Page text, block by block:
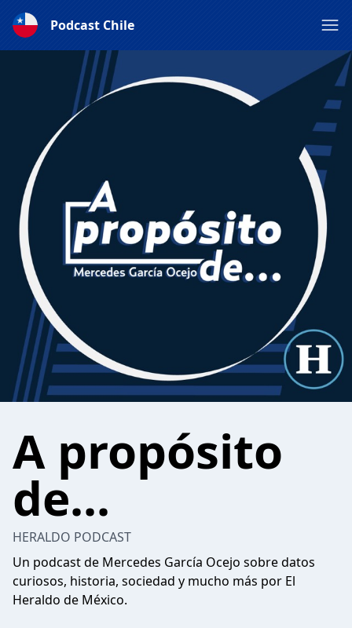
Podcast Chile
A propósito
de...
HERALDO PODCAST
Un podcast de Mercedes García Ocejo sobre datos
curiosos, historia, sociedad y mucho más por El
Heraldo de México.